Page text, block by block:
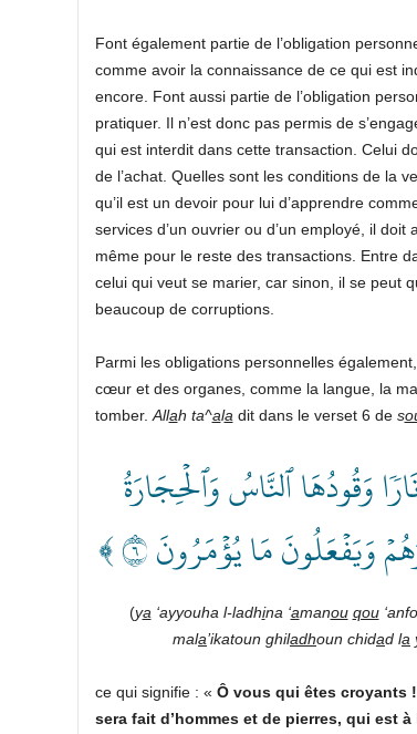
Font également partie de l’obligation
comme avoir la connaissance de ce qui est
encore. Font aussi partie de l’obligation
pratiquer. Il n’est donc pas permis de
qui est interdit dans cette transaction. Celui
de l’achat. Quelles sont les conditions de la
qu’il est un devoir pour lui d’apprendre
services d’un ouvrier ou d’un employé, il
même pour le reste des transactions. Entre
celui qui veut se marier, car sinon, il se peut
beaucoup de corruptions.
Parmi les obligations personnelles
cœur et des organes, comme la langue, la
tomber. Allah ta^ala dit dans le verset 6 de s
وَقُودُهَا ٱلنَّاسُ وَٱلۡحِجَارَةُ
مَا يُؤۡمَرُونَ ٦ ﴾
(ya ‘ayyouha l-ladhina ‘amanou qou
mala’ikatoun ghiladhoun chidad la
ce qui signifie : « Ô vous qui êtes croyants
sera fait d’hommes et de pierres, qui est